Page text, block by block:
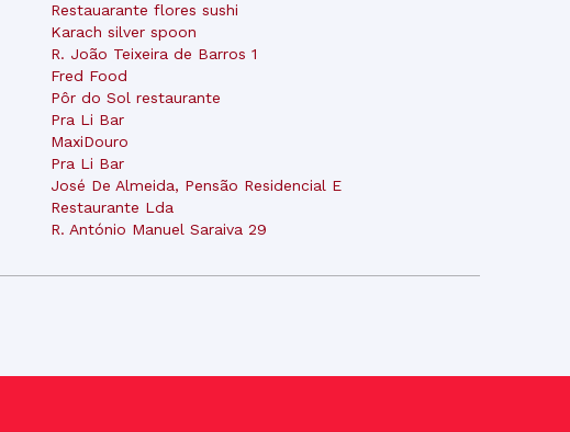
Restauarante flores sushi
Karach silver spoon
R. João Teixeira de Barros 1
Fred Food
Pôr do Sol restaurante
Pra Li Bar
MaxiDouro
Pra Li Bar
José De Almeida, Pensão Residencial E
Restaurante Lda
R. António Manuel Saraiva 29